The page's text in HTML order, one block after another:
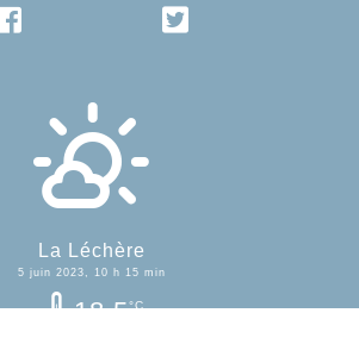
La Léchère
5 juin 2023, 10 h 15 min
18.5°C